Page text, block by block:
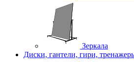
Зеркала
Диски, гантели, гири,